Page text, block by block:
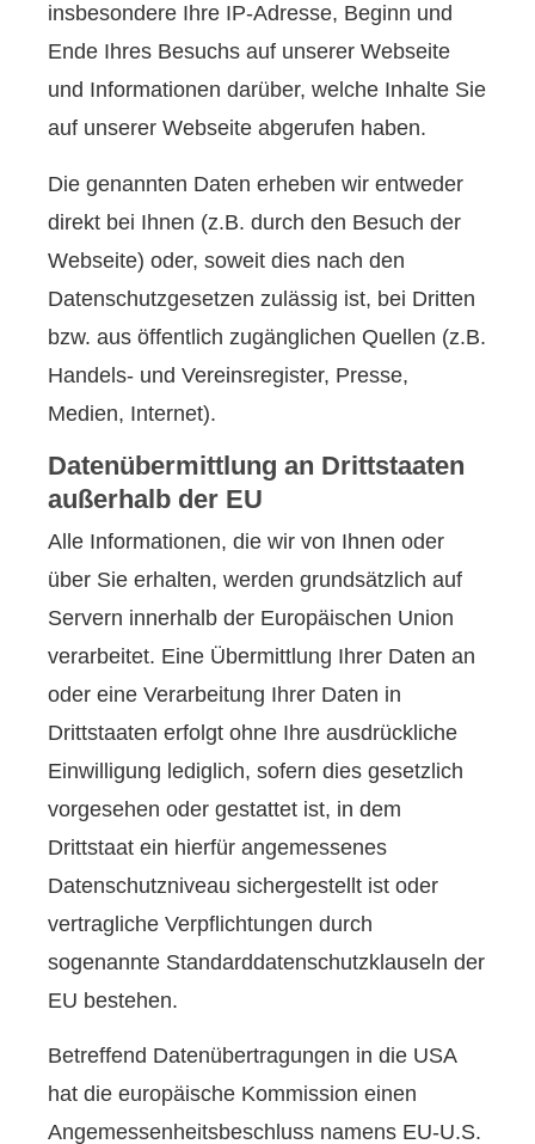
insbesondere Ihre IP-Adresse, Beginn und
Ende Ihres Besuchs auf unserer Webseite
und Informationen darüber, welche Inhalte Sie
auf unserer Webseite abgerufen haben.
Die genannten Daten erheben wir entweder
direkt bei Ihnen (z.B. durch den Besuch der
Webseite) oder, soweit dies nach den
Datenschutzgesetzen zulässig ist, bei Dritten
bzw. aus öffentlich zugänglichen Quellen (z.B.
Handels- und Vereinsregister, Presse,
Medien, Internet).
Datenübermittlung an Drittstaaten
außerhalb der EU
Alle Informationen, die wir von Ihnen oder
über Sie erhalten, werden grundsätzlich auf
Servern innerhalb der Europäischen Union
verarbeitet. Eine Übermittlung Ihrer Daten an
oder eine Verarbeitung Ihrer Daten in
Drittstaaten erfolgt ohne Ihre ausdrückliche
Einwilligung lediglich, sofern dies gesetzlich
vorgesehen oder gestattet ist, in dem
Drittstaat ein hierfür angemessenes
Datenschutzniveau sichergestellt ist oder
vertragliche Verpflichtungen durch
sogenannte Standarddatenschutzklauseln der
EU bestehen.
Betreffend Datenübertragungen in die USA
hat die europäische Kommission einen
Angemessenheitsbeschluss namens EU-U.S.